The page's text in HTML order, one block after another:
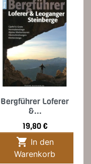
Bergführer Loferer
&...
Preis
19,80 €

Warenkorb